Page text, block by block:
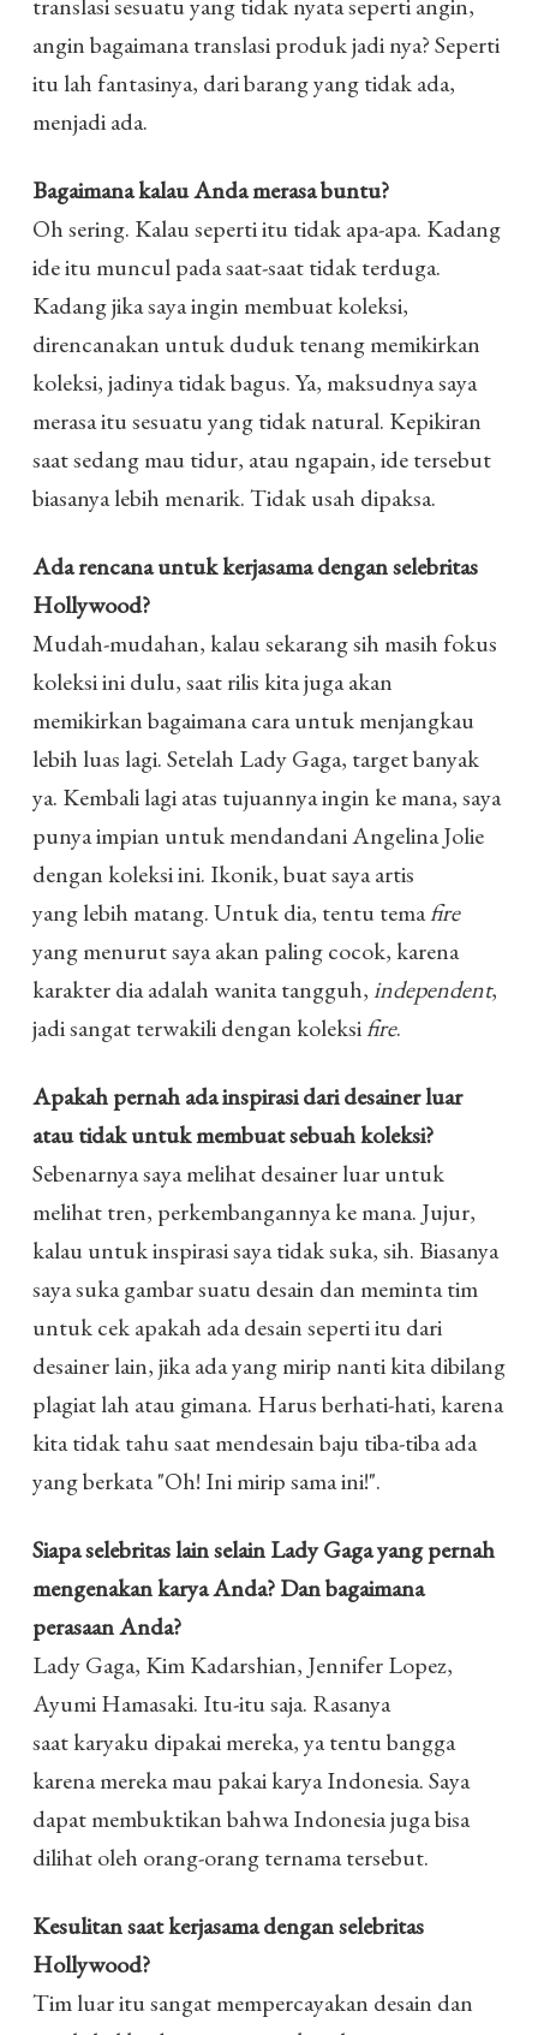
angin bagaimana translasi produk jadi nya? Seperti
itu lah fantasinya, dari barang yang tidak ada,
menjadi ada.
Bagaimana kalau Anda merasa buntu?
Oh sering. Kalau seperti itu tidak apa-apa. Kadang
ide itu muncul pada saat-saat tidak terduga.
Kadang jika saya ingin membuat koleksi,
direncanakan untuk duduk tenang memikirkan
koleksi, jadinya tidak bagus. Ya, maksudnya saya
merasa itu sesuatu yang tidak natural. Kepikiran
saat sedang mau tidur, atau ngapain, ide tersebut
biasanya lebih menarik. Tidak usah dipaksa.
Ada rencana untuk kerjasama dengan selebritas
Hollywood?
Mudah-mudahan, kalau sekarang sih masih fokus
koleksi ini dulu, saat rilis kita juga akan
memikirkan bagaimana cara untuk menjangkau
lebih luas lagi. Setelah Lady Gaga, target banyak
ya. Kembali lagi atas tujuannya ingin ke mana, saya
punya impian untuk mendandani Angelina Jolie
dengan koleksi ini. Ikonik, buat saya artis
yang lebih matang. Untuk dia, tentu temafire
yang menurut saya akan paling cocok, karena
karakter dia adalah wanita tangguh,independent,
jadi sangat terwakili dengan koleksifire.
Apakah pernah ada inspirasi dari desainer luar
atau tidak untuk membuat sebuah koleksi?
Sebenarnya saya melihat desainer luar untuk
melihat tren, perkembangannya ke mana. Jujur,
kalau untuk inspirasi saya tidak suka, sih. Biasanya
saya suka gambar suatu desain dan meminta tim
untuk cek apakah ada desain seperti itu dari
desainer lain, jika ada yang mirip nanti kita dibilang
plagiat lah atau gimana. Harus berhati-hati, karena
kita tidak tahu saat mendesain baju tiba-tiba ada
yang berkata "Oh! Ini mirip sama ini!".
Siapa selebritas lain selain Lady Gaga yang pernah
mengenakan karya Anda? Dan bagaimana
perasaan Anda?
Lady Gaga, Kim Kadarshian, Jennifer Lopez,
Ayumi Hamasaki. Itu-itu saja. Rasanya
saat karyaku dipakai mereka, ya tentu bangga
karena mereka mau pakai karya Indonesia. Saya
dapat membuktikan bahwa Indonesia juga bisa
dilihat oleh orang-orang ternama tersebut.
Kesulitan saat kerjasama dengan selebritas
Hollywood?
Tim luar itu sangat mempercayakan desain dan